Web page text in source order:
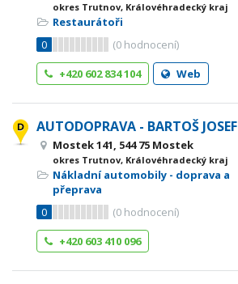
okres Trutnov, Královéhradecký kraj
Restaurátoři
0
(0 hodnocení)
+420 602 834 104
Web
AUTODOPRAVA - BARTOŠ JOSEF
Mostek 141, 544 75 Mostek
okres Trutnov, Královéhradecký kraj
Nákladní automobily - doprava a
přeprava
0
(0 hodnocení)
+420 603 410 096